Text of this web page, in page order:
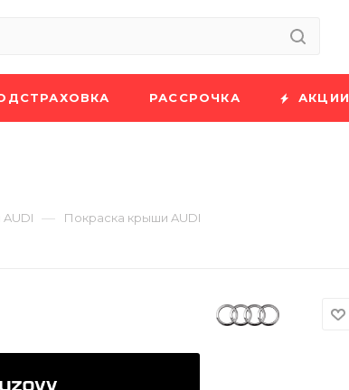
РАССРОЧКА АКЦИИ
— Покраска крыши AUDI